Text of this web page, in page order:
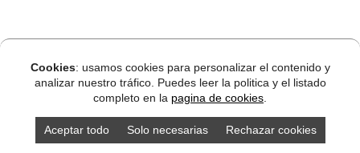
Cookies: usamos cookies para personalizar el contenido y
analizar nuestro tráfico. Puedes leer la politica y el listado
completo en la pagina de cookies
Aceptar todo Solo necesarias Rechazar cookies